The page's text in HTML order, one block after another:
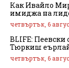
Как Ивайло
имиджа на
четвъртък, 6
BLIFE: Пеевски
Тюркиш
четвъртък, 6